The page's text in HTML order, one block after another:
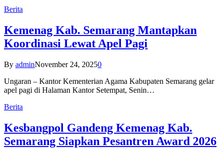
Berita
Kemenag Kab. Semarang Mantapkan
Koordinasi Lewat Apel Pagi
By adminNovember 24, 20250
Ungaran – Kantor Kementerian Agama Kabupaten Semarang gelar
apel pagi di Halaman Kantor Setempat, Senin…
Berita
Kesbangpol Gandeng Kemenag Kab.
Semarang Siapkan Pesantren Award 2026